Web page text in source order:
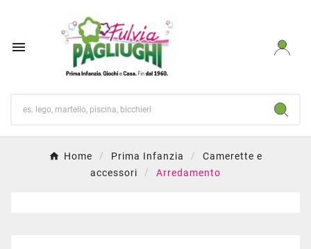

Home Prima Infanzia
Camerette e
accessori
Arredamento